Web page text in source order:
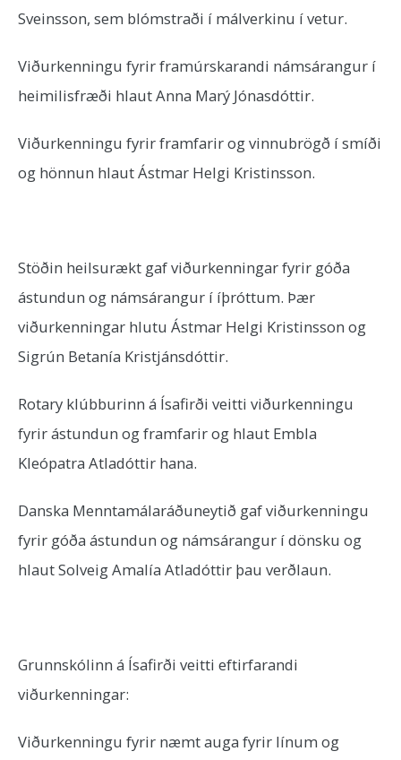
Sveinsson, sem blómstraði í málverkinu í vetur.
Viðurkenningu fyrir framúrskarandi námsárangur í
heimilisfræði hlaut Anna Marý Jónasdóttir.
Viðurkenningu fyrir framfarir og vinnubrögð í smíði
og hönnun hlaut Ástmar Helgi Kristinsson.
Stöðin heilsurækt gaf viðurkenningar fyrir góða
ástundun og námsárangur í íþróttum. Þær
viðurkenningar hlutu Ástmar Helgi Kristinsson og
Sigrún Betanía Kristjánsdóttir.
Rotary klúbburinn á Ísafirði veitti viðurkenningu
fyrir ástundun og framfarir og hlaut Embla
Kleópatra Atladóttir hana.
Danska Menntamálaráðuneytið gaf viðurkenningu
fyrir góða ástundun og námsárangur í dönsku og
hlaut Solveig Amalía Atladóttir þau verðlaun.
Grunnskólinn á Ísafirði veitti eftirfarandi
viðurkenningar:
Viðurkenningu fyrir næmt auga fyrir línum og